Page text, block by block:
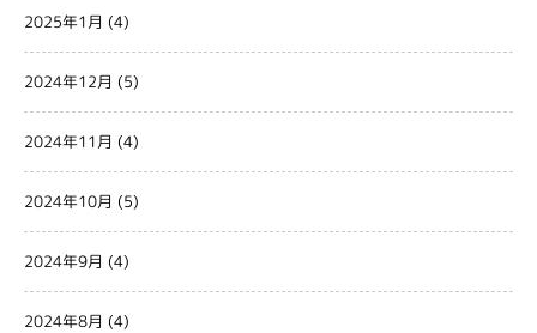
2025年1月 (4)
2024年12月 (5)
2024年11月 (4)
2024年10月 (5)
2024年9月 (4)
2024年8月 (4)